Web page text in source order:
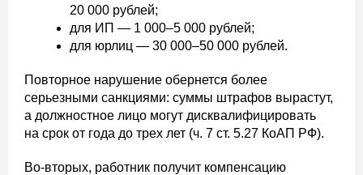
20 000 рублей;
для ИП — 1 000–5 000 рублей;
для юрлиц — 30 000–50 000 рублей.
Повторное нарушение обернется более
серьезными санкциями: суммы штрафов вырастут,
а должностное лицо могут дисквалифицировать
на срок от года до трех лет (ч. 7 ст. 5.27 КоАП РФ).
Во-вторых, работник получит компенсацию